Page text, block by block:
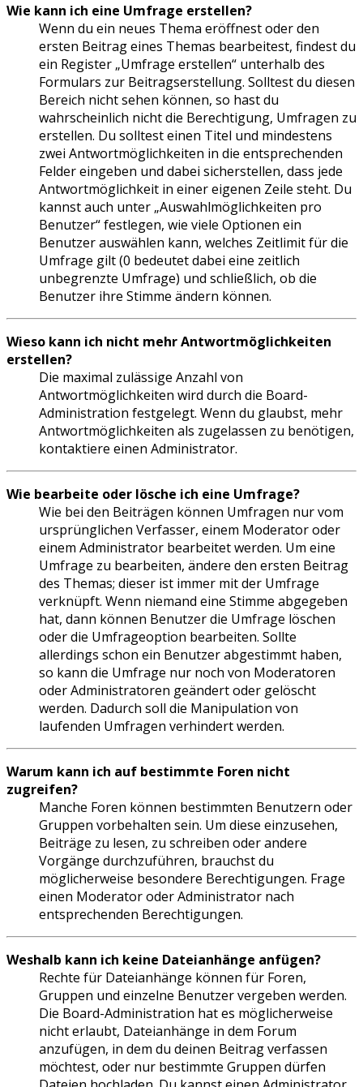
Wie kann ich eine Umfrage erstellen?
Wenn du ein neues Thema eröffnest oder den
ersten Beitrag eines Themas bearbeitest, findest du
ein Register „Umfrage erstellen“ unterhalb des
Formulars zur Beitragserstellung. Solltest du diesen
Bereich nicht sehen können, so hast du
wahrscheinlich nicht die Berechtigung, Umfragen zu
erstellen. Du solltest einen Titel und mindestens
zwei Antwortmöglichkeiten in die entsprechenden
Felder eingeben und dabei sicherstellen, dass jede
Antwortmöglichkeit in einer eigenen Zeile steht. Du
kannst auch unter „Auswahlmöglichkeiten pro
Benutzer“ festlegen, wie viele Optionen ein
Benutzer auswählen kann, welches Zeitlimit für die
Umfrage gilt (0 bedeutet dabei eine zeitlich
unbegrenzte Umfrage) und schließlich, ob die
Benutzer ihre Stimme ändern können.
Wieso kann ich nicht mehr Antwortmöglichkeiten
erstellen?
Die maximal zulässige Anzahl von
Antwortmöglichkeiten wird durch die Board-
Administration festgelegt. Wenn du glaubst, mehr
Antwortmöglichkeiten als zugelassen zu benötigen,
kontaktiere einen Administrator.
Wie bearbeite oder lösche ich eine Umfrage?
Wie bei den Beiträgen können Umfragen nur vom
ursprünglichen Verfasser, einem Moderator oder
einem Administrator bearbeitet werden. Um eine
Umfrage zu bearbeiten, ändere den ersten Beitrag
des Themas; dieser ist immer mit der Umfrage
verknüpft. Wenn niemand eine Stimme abgegeben
hat, dann können Benutzer die Umfrage löschen
oder die Umfrageoption bearbeiten. Sollte
allerdings schon ein Benutzer abgestimmt haben,
so kann die Umfrage nur noch von Moderatoren
oder Administratoren geändert oder gelöscht
werden. Dadurch soll die Manipulation von
laufenden Umfragen verhindert werden.
Warum kann ich auf bestimmte Foren nicht
zugreifen?
Manche Foren können bestimmten Benutzern oder
Gruppen vorbehalten sein. Um diese einzusehen,
Beiträge zu lesen, zu schreiben oder andere
Vorgänge durchzuführen, brauchst du
möglicherweise besondere Berechtigungen. Frage
einen Moderator oder Administrator nach
entsprechenden Berechtigungen.
Weshalb kann ich keine Dateianhänge anfügen?
Rechte für Dateianhänge können für Foren,
Gruppen und einzelne Benutzer vergeben werden.
Die Board-Administration hat es möglicherweise
nicht erlaubt, Dateianhänge in dem Forum
anzufügen, in dem du deinen Beitrag verfassen
möchtest, oder nur bestimmte Gruppen dürfen